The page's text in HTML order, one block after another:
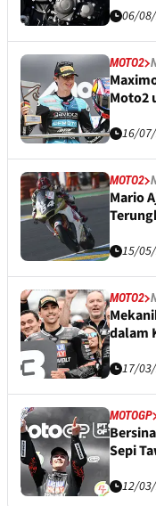
06/
MOTO2
Moto2
16/
MOTO2
Mario
15/
MOTO2
dalam
17/
MOTOGP
Sepi
12/